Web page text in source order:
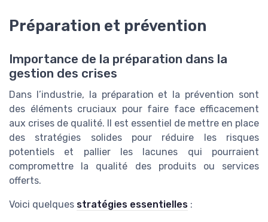
Préparation et prévention
Importance de la préparation dans la
gestion des crises
Dans l’industrie, la préparation et la prévention sont
des éléments cruciaux pour faire face efficacement
aux crises de qualité. Il est essentiel de mettre en place
des stratégies solides pour réduire les risques
potentiels et pallier les lacunes qui pourraient
compromettre la qualité des produits ou services
offerts.
Voici quelques stratégies essentielles :